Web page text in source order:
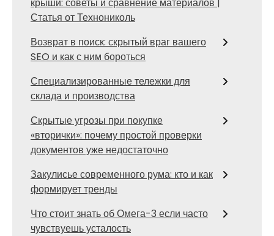
Статья от Технониколь
Возврат в поиск: скрытый враг вашего
SEO и как с ним бороться
Специализированные тележки для
склада и производства
Скрытые угрозы при покупке
«вторички»: почему простой проверки
документов уже недостаточно
Закулисье современного рума: кто и как
формирует тренды
Что стоит знать об Омега-3 если часто
чувствуешь усталость